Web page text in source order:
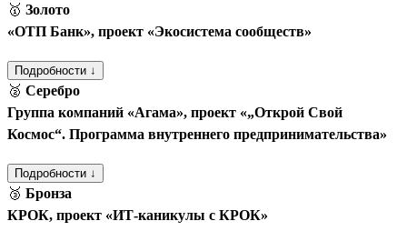
🥇 Золото
«ОТП Банк», проект «Экосистема сообществ»
Подробности ↓
🥈 Серебро
Группа компаний «Агама», проект «„Открой Свой
Космос“. Программа внутреннего предпринимательства»
Подробности ↓
🥉 Бронза
КРОК, проект «ИТ-каникулы с КРОК»